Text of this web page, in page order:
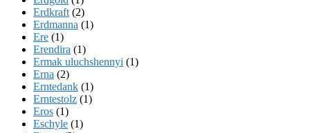
Erdkraft (2)
Erdmanna (1)
Ere (1)
Erendira (1)
Ermak uluchshennyi (1)
Erna (2)
Erntedank (1)
Erntestolz (1)
Eros (1)
Eschyle (1)